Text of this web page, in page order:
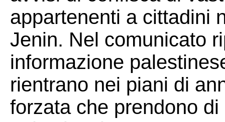
appartenenti a cittadini
Jenin. Nel comunicato
informazione
rientrano nei piani di
forzata che prendono